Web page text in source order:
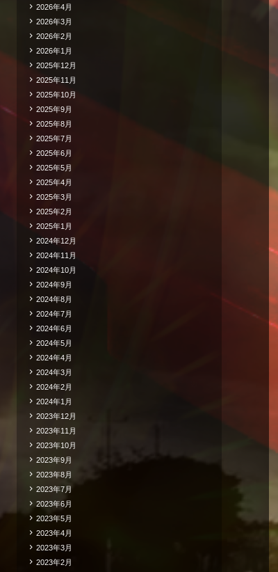
2026年4月
2026年3月
2026年2月
2026年1月
2025年12月
2025年11月
2025年10月
2025年9月
2025年8月
2025年7月
2025年6月
2025年5月
2025年4月
2025年3月
2025年2月
2025年1月
2024年12月
2024年11月
2024年10月
2024年9月
2024年8月
2024年7月
2024年6月
2024年5月
2024年4月
2024年3月
2024年2月
2024年1月
2023年12月
2023年11月
2023年10月
2023年9月
2023年8月
2023年7月
2023年6月
2023年5月
2023年4月
2023年3月
2023年2月